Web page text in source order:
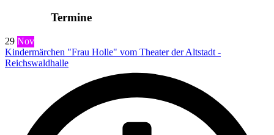
Termine
29 Nov
Kindermärchen "Frau Holle" vom Theater der Altstadt -
Reichswaldhalle